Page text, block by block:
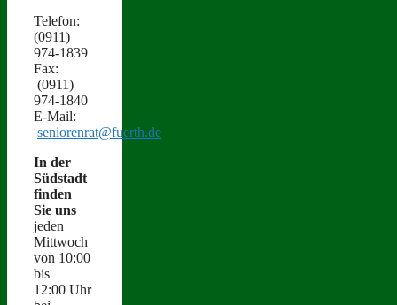
Tele­fon:
(0911)
974‑1839
Fax:
(0911)
974‑1840
E‑Mail:
seniorenrat@fuerth.de
In der
Süd­stadt
find­en
Sie uns
jeden
Mittwoch
von 10:00
bis
12:00 Uhr